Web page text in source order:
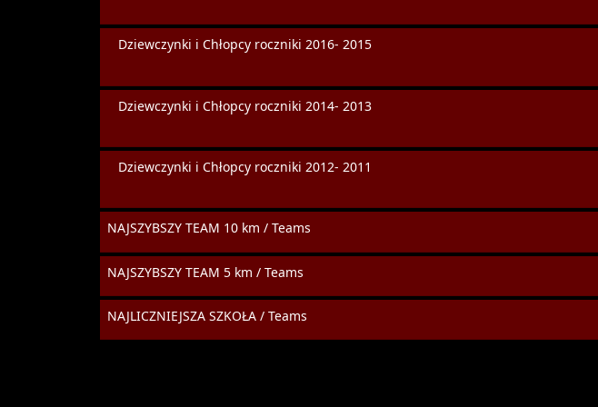
Dziewczynki i Chłopcy roczniki 2016- 2015
Dziewczynki i Chłopcy roczniki 2014- 2013
Dziewczynki i Chłopcy roczniki 2012- 2011
NAJSZYBSZY TEAM 10 km / Teams
NAJSZYBSZY TEAM 5 km / Teams
NAJLICZNIEJSZA SZKOŁA / Teams